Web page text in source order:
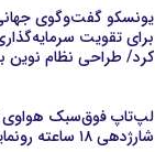
یونسکو گفت‌وگوی
برای تقویت
کرد/ طراحی نظام نوین
شارژدهی ۱۸ ساعته رونمایی شد